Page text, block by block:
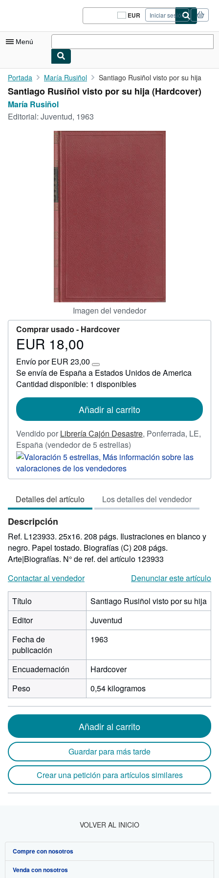
Pasar al contenido principal
EUR
Preferencias
de
del
Iniciar sesión
Menú
Mi cuenta
Consultar mis pedidos
Libros antiguos
Arte y coleccionismo
Comenzar a vender
CERRAR
Portada María Rusiñol Santiago Rusiñol visto por su hija
Santiago Rusiñol visto por su hija (Hardcover)
María Rusiñol
Editorial: Juventud, 1963
Imagen del vendedor
Comprar usado - Hardcover
Precio
18,00
EUR 18,00
Envío por EUR 23,00
Más
información
sobre
tarifas
envío
Se envía de España a Estados Unidos de America
Cantidad disponible: 1 disponibles
Añadir al carrito
Vendido por Librería Cajón Desastre, Ponferrada, LE,
España (vendedor de 5 estrellas)
del
5
5
estrellas
Detalles del artículo Los detalles del vendedor
Descripción
Ref. L123933. 25x16. 208 págs. Ilustraciones en blanco y
negro. Papel tostado. Biografías (C) 208 págs.
Arte|Biografías. N° de ref. del artículo 123933
Contactar al vendedor
Denunciar este artículo
Título
Santiago Rusiñol visto por su hija
Editor
Juventud
Fecha de
publicación
1963
Encuadernación
Hardcover
Peso
0,54 kilogramos
Añadir al carrito
Guardar para más tarde
Crear una petición para artículos similares
VOLVER AL INICIO
Compre con nosotros
Búsqueda avanzada
Venda con nosotros